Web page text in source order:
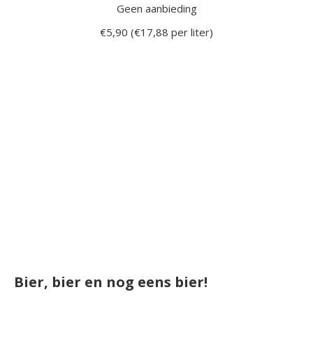
Geen aanbieding
€5,90 (€17,88 per liter)
Bier, bier en nog eens bier!